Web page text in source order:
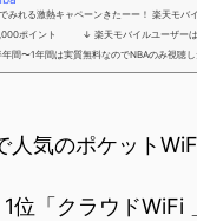
みれる激熱キャペーンきたーー！ 楽天モバ
ポイント ↓ 楽天モバイルユーザーは
1年間は実質無料なのでNBAのみ視聴し
を契約すること」というもはや意味不明な
人気のポケット
1位「クラウドWiFi